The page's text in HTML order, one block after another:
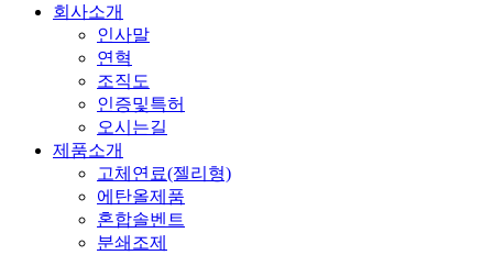
회사소개
인사말
연혁
조직도
인증및특허
오시는길
제품소개
고체연료(젤리형)
에탄올제품
혼합솔벤트
분쇄조제